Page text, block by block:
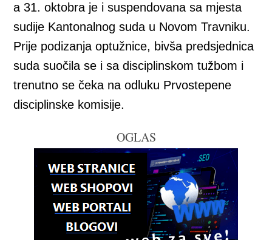
a 31. oktobra je i suspendovana sa mjesta
sudije Kantonalnog suda u Novom Travniku.
Prije podizanja optužnice, bivša predsjednica
suda suočila se i sa disciplinskom tužbom i
trenutno se čeka na odluku Prvostepene
disciplinske komisije.
OGLAS